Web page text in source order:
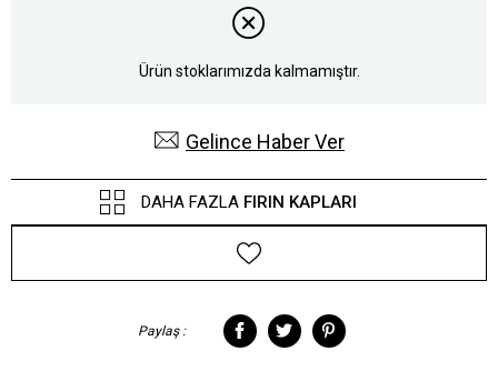
Ürün stoklarımızda kalmamıştır.
Gelince Haber Ver
DAHA FAZLA FIRIN KAPLARI
Paylaş :